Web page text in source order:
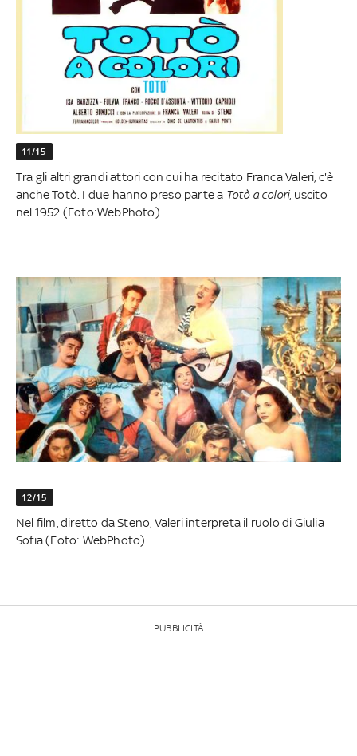
11/15
Tra gli altri grandi attori con cui ha recitato Franca Valeri, c'è
anche Totò. I due hanno preso parte a Totò a colori, uscito
nel 1952 (Foto:WebPhoto)
12/15
Nel film, diretto da Steno, Valeri interpreta il ruolo di Giulia
Sofia (Foto: WebPhoto)
PUBBLICITÀ